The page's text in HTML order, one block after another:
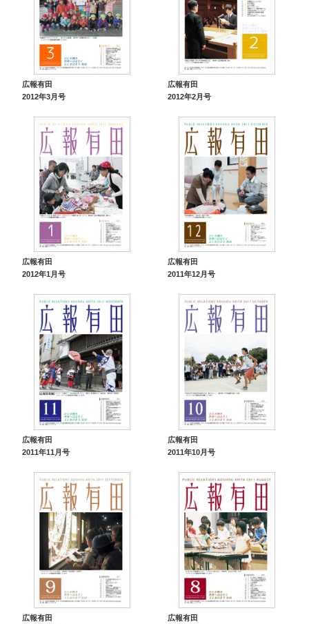
広報有田
2012年3月号
広報有田
2012年2月号
広報有田
2012年1月号
広報有田
2011年12月号
広報有田
2011年11月号
広報有田
2011年10月号
広報有田
広報有田